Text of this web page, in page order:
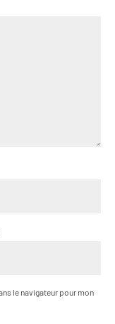
le navigateur pour mon